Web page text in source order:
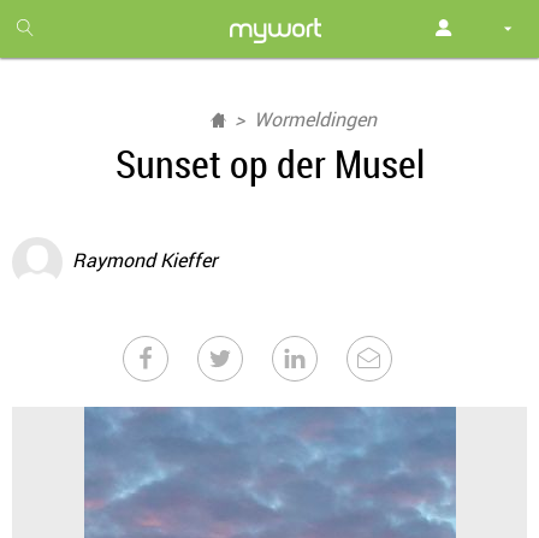
month
free
Wormeldingen
Sunset op der Musel
Raymond Kieffer